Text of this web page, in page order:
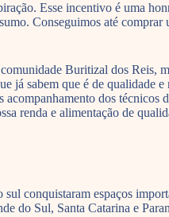
Esse incentivo é uma
Conseguimos até
Buritizal dos Reis,
já sabem que é de
dos
renda e alimentação de
conquistaram espaços
do Sul, Santa Catarina e